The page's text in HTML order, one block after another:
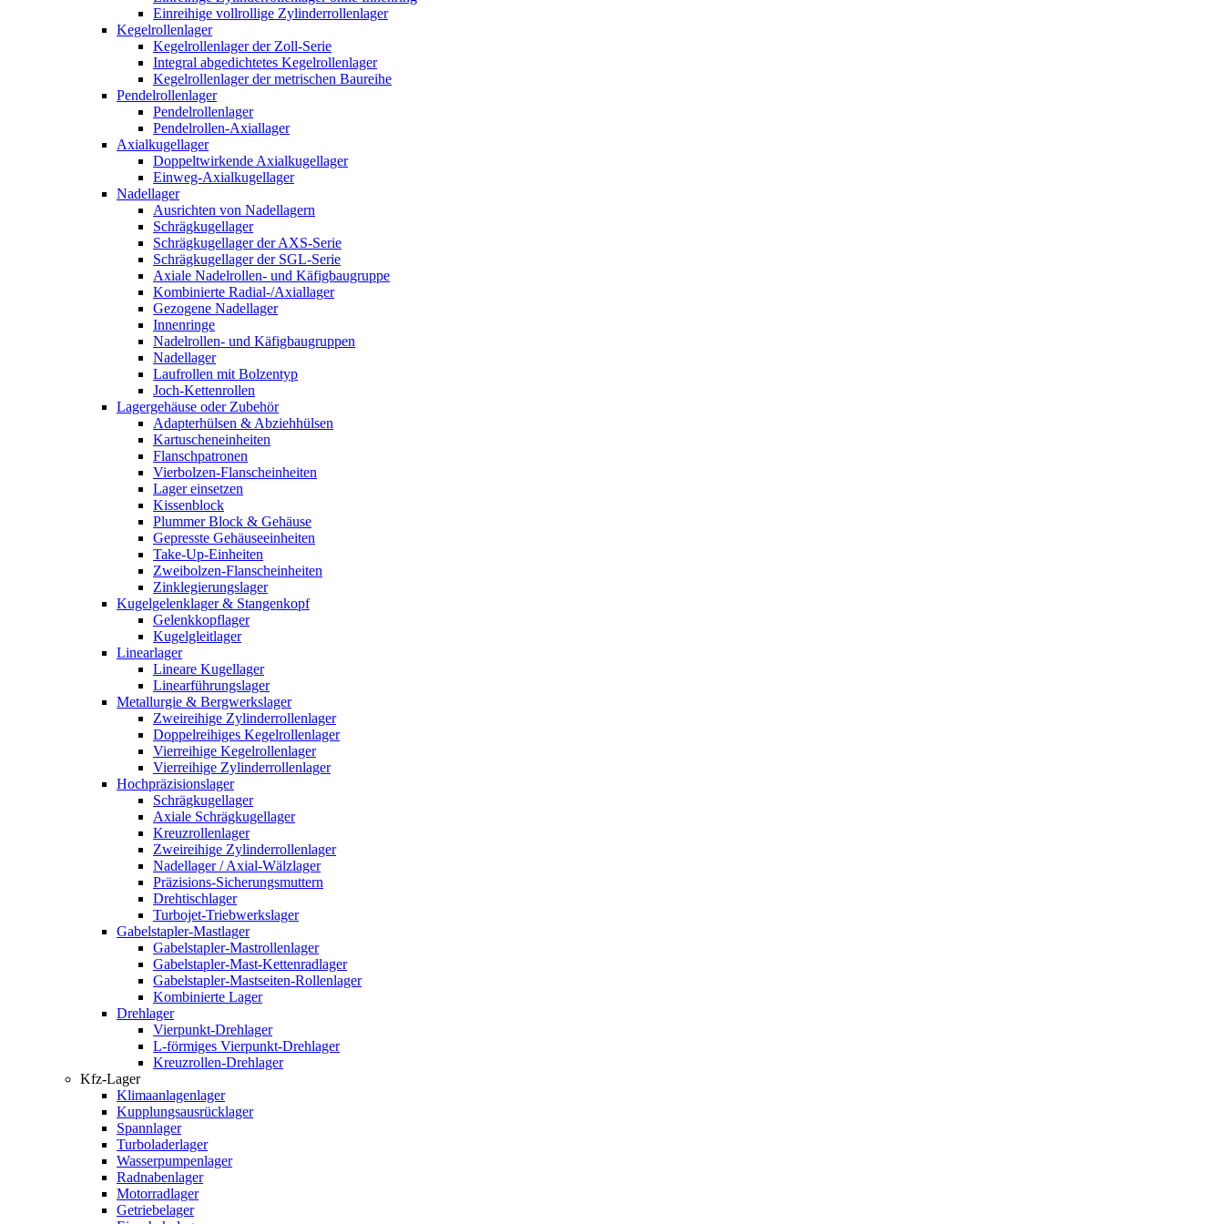
Einreihige vollrollige Zylinderrollenlager
Kegelrollenlager
Kegelrollenlager der Zoll-Serie
Integral abgedichtetes Kegelrollenlager
Kegelrollenlager der metrischen Baureihe
Pendelrollenlager
Pendelrollenlager
Pendelrollen-Axiallager
Axialkugellager
Doppeltwirkende Axialkugellager
Einweg-Axialkugellager
Nadellager
Ausrichten von Nadellagern
Schrägkugellager
Schrägkugellager der AXS-Serie
Schrägkugellager der SGL-Serie
Axiale Nadelrollen- und Käfigbaugruppe
Kombinierte Radial-/Axiallager
Gezogene Nadellager
Innenringe
Nadelrollen- und Käfigbaugruppen
Nadellager
Laufrollen mit Bolzentyp
Joch-Kettenrollen
Lagergehäuse oder Zubehör
Adapterhülsen & Abziehhülsen
Kartuscheneinheiten
Flanschpatronen
Vierbolzen-Flanscheinheiten
Lager einsetzen
Kissenblock
Plummer Block & Gehäuse
Gepresste Gehäuseeinheiten
Take-Up-Einheiten
Zweibolzen-Flanscheinheiten
Zinklegierungslager
Kugelgelenklager & Stangenkopf
Gelenkkopflager
Kugelgleitlager
Linearlager
Lineare Kugellager
Linearführungslager
Metallurgie & Bergwerkslager
Zweireihige Zylinderrollenlager
Doppelreihiges Kegelrollenlager
Vierreihige Kegelrollenlager
Vierreihige Zylinderrollenlager
Hochpräzisionslager
Schrägkugellager
Axiale Schrägkugellager
Kreuzrollenlager
Zweireihige Zylinderrollenlager
Nadellager / Axial-Wälzlager
Präzisions-Sicherungsmuttern
Drehtischlager
Turbojet-Triebwerkslager
Gabelstapler-Mastlager
Gabelstapler-Mastrollenlager
Gabelstapler-Mast-Kettenradlager
Gabelstapler-Mastseiten-Rollenlager
Kombinierte Lager
Drehlager
Vierpunkt-Drehlager
L-förmiges Vierpunkt-Drehlager
Kreuzrollen-Drehlager
Kfz-Lager
Klimaanlagenlager
Kupplungsausrücklager
Spannlager
Turboladerlager
Wasserpumpenlager
Radnabenlager
Motorradlager
Getriebelager